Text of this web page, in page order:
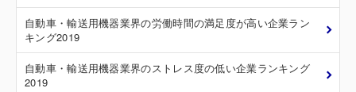
自動車・輸送用機器業界の労働時間の満足度が高い企業ラン
キング2019
自動車・輸送用機器業界のストレス度の低い企業ランキング
2019